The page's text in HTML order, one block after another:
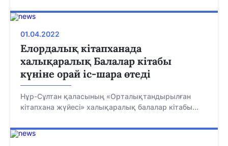
01.04.2022
Елордалық кітапханада
халықаралық Балалар кітабы
күніне орай іс-шара өтеді
Нұр-Сұлтан қаласының «Орталықтандырылған
кітапхана жүйесі» халықаралық балалар кітабы...